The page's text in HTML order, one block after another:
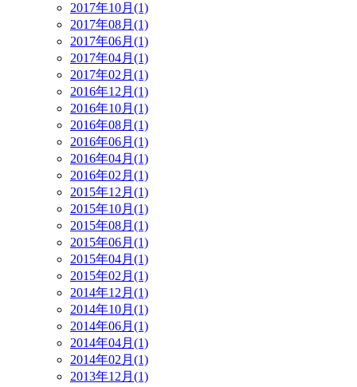
2017年10月(1)
2017年08月(1)
2017年06月(1)
2017年04月(1)
2017年02月(1)
2016年12月(1)
2016年10月(1)
2016年08月(1)
2016年06月(1)
2016年04月(1)
2016年02月(1)
2015年12月(1)
2015年10月(1)
2015年08月(1)
2015年06月(1)
2015年04月(1)
2015年02月(1)
2014年12月(1)
2014年10月(1)
2014年06月(1)
2014年04月(1)
2014年02月(1)
2013年12月(1)